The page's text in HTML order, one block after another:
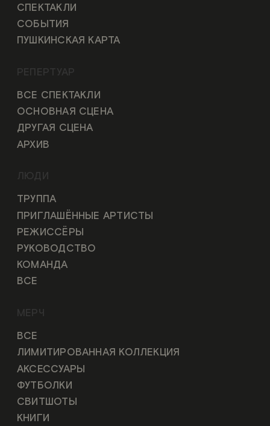
СПЕКТАКЛИ
СОБЫТИЯ
ПУШКИНСКАЯ КАРТА
РЕПЕРТУАР
ВСЕ СПЕКТАКЛИ
ОСНОВНАЯ СЦЕНА
ДРУГАЯ СЦЕНА
АРХИВ
ЛЮДИ
ТРУППА
ПРИГЛАШЁННЫЕ АРТИСТЫ
РЕЖИССЁРЫ
РУКОВОДСТВО
КОМАНДА
ВСЕ
МЕРЧ
ВСЕ
ЛИМИТИРОВАННАЯ КОЛЛЕКЦИЯ
АКСЕССУАРЫ
ФУТБОЛКИ
СВИТШОТЫ
КНИГИ